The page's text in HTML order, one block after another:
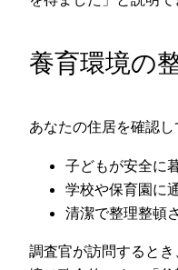
養育環境の
あなたの住居を確認し
子どもが安全に
学校や保育園に
清潔で整理整頓
調査官が訪問すると